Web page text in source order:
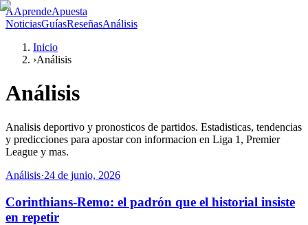
AAprendeApuesta
NoticiasGuíasReseñasAnálisis
Inicio
›Análisis
Análisis
Analisis deportivo y pronosticos de partidos. Estadisticas, tendencias
y predicciones para apostar con informacion en Liga 1, Premier
League y mas.
Análisis·24 de junio, 2026
Corinthians-Remo: el padrón que el historial insiste
en repetir